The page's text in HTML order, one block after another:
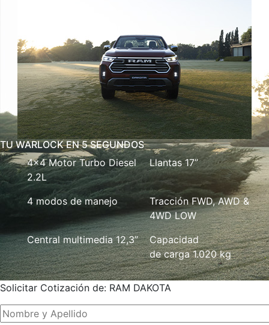
TU WARLOCK EN 5 SEGUNDOS
4x4 Motor Turbo Diesel
2.2L
Llantas 17”
4 modos de manejo
Tracción FWD, AWD &
4WD LOW
Central multimedia 12,3”
Capacidad
de carga 1.020 kg
Solicitar Cotización de: RAM DAKOTA